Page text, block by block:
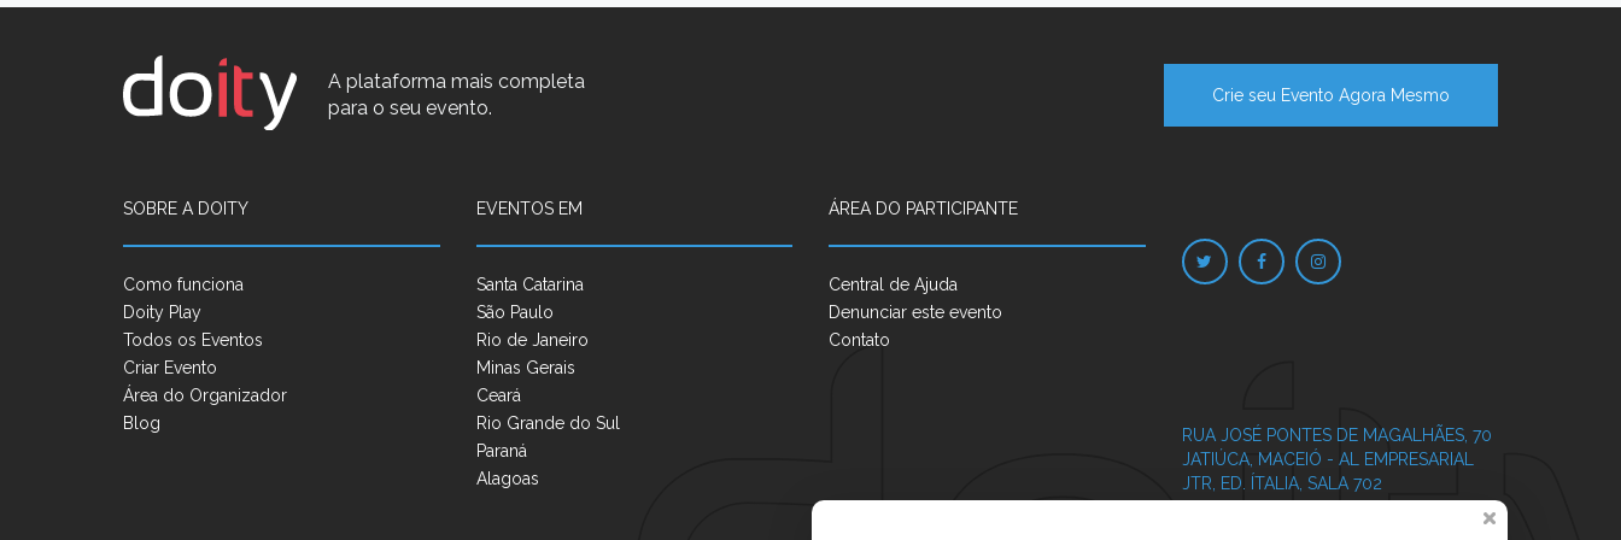
A plataforma mais completa
para o seu evento.
Crie seu Evento Agora Mesmo
SOBRE A DOITY
Como funciona
Doity Play
Todos os Eventos
Criar Evento
Área do Organizador
Blog
EVENTOS EM
Santa Catarina
São Paulo
Rio de Janeiro
Minas Gerais
Ceará
Rio Grande do Sul
Paraná
Alagoas
ÁREA DO PARTICIPANTE
Central de Ajuda
Denunciar este evento
Contato
RUA JOSÉ PONTES DE MAGALHÃES, 70
JATIÚCA, MACEIÓ - AL
EMPRESARIAL
JTR, ED. ÍTALIA, SALA 702